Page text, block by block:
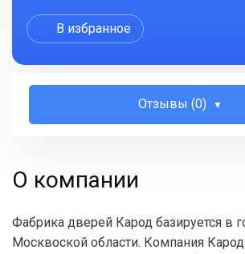
В избранное
Отзывы (0)
О компании
Фабрика дверей Карод базируется в
Москвоской области. Компания Карод